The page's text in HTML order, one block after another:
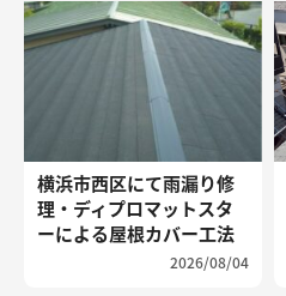
横浜市西区にて雨漏り修
理・ディプロマットスタ
ーによる屋根カバー工法
2026/08/04